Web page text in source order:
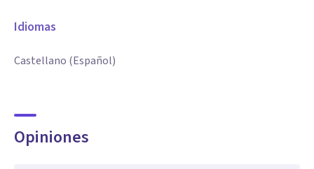
Idiomas
Castellano (Español)
Opiniones